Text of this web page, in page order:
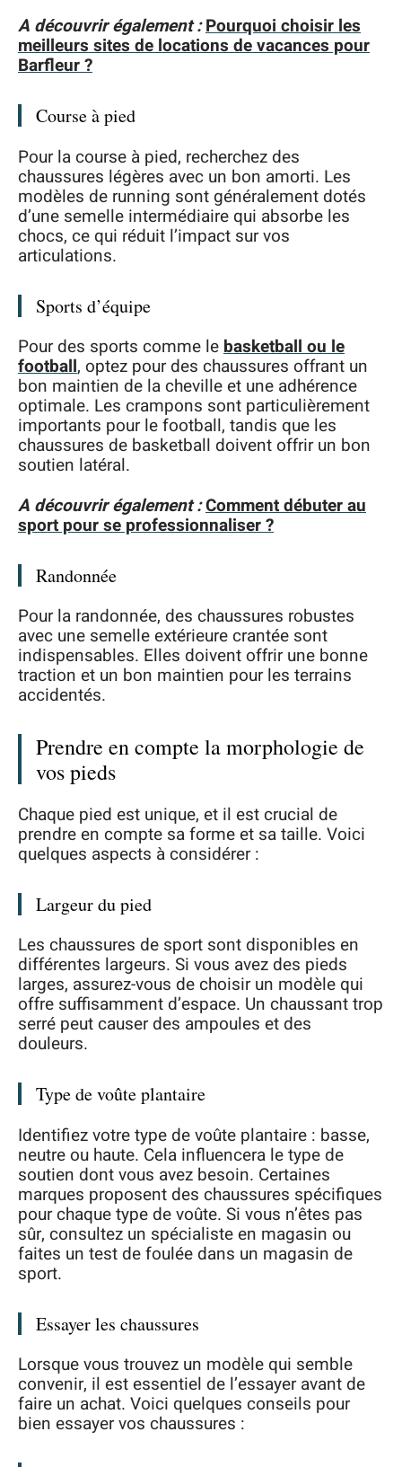
A découvrir également :Pourquoi choisir les
meilleurs sites de locations de vacances pour
Barfleur ?
Course à pied
Pour la course à pied, recherchez des
chaussures légères avec un bon amorti. Les
modèles de running sont généralement dotés
d’une semelle intermédiaire qui absorbe les
chocs, ce qui réduit l’impact sur vos
articulations.
Sports d’équipe
Pour des sports comme lebasketball ou le
football, optez pour des chaussures offrant un
bon maintien de la cheville et une adhérence
optimale. Les crampons sont particulièrement
importants pour le football, tandis que les
chaussures de basketball doivent offrir un bon
soutien latéral.
A découvrir également :Comment débuter au
sport pour se professionnaliser ?
Randonnée
Pour la randonnée, des chaussures robustes
avec une semelle extérieure crantée sont
indispensables. Elles doivent offrir une bonne
traction et un bon maintien pour les terrains
accidentés.
Prendre en compte la morphologie de
vos pieds
Chaque pied est unique, et il est crucial de
prendre en compte sa forme et sa taille. Voici
quelques aspects à considérer :
Largeur du pied
Les chaussures de sport sont disponibles en
différentes largeurs. Si vous avez des pieds
larges, assurez-vous de choisir un modèle qui
offre suffisamment d’espace. Un chaussant trop
serré peut causer des ampoules et des
douleurs.
Type de voûte plantaire
Identifiez votre type de voûte plantaire : basse,
neutre ou haute. Cela influencera le type de
soutien dont vous avez besoin. Certaines
marques proposent des chaussures spécifiques
pour chaque type de voûte. Si vous n’êtes pas
sûr, consultez un spécialiste en magasin ou
faites un test de foulée dans un magasin de
sport.
Essayer les chaussures
Lorsque vous trouvez un modèle qui semble
convenir, il est essentiel de l’essayer avant de
faire un achat. Voici quelques conseils pour
bien essayer vos chaussures :